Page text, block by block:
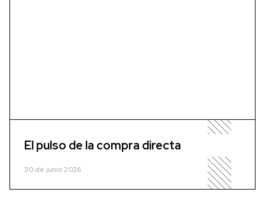
El pulso de la compra directa
30 de junio 2026